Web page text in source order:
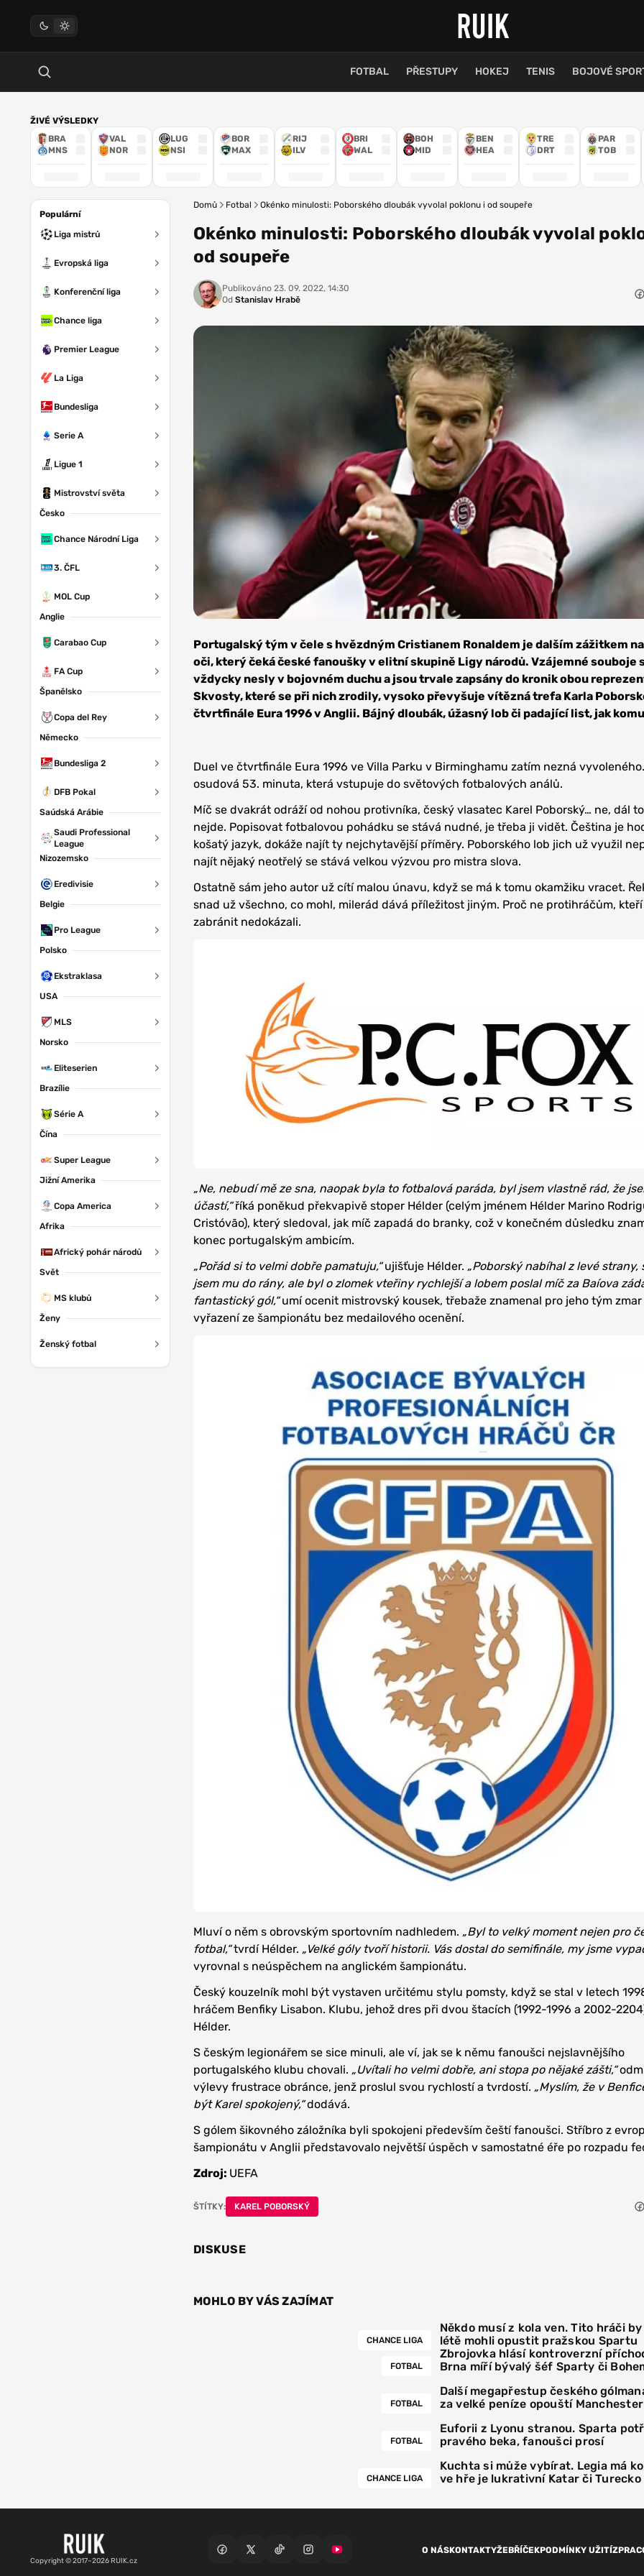
FOTBAL PŘESTUPY HOKEJ TENIS BOJOVÉ
ŽIVÉ VÝSLEDKY
BRA
MNS
VAL
NOR
LUG
NSI
BOR
MAX
RIJ
ILV
BRI
WAL
BOH
MID
BEN
HEA
TRE
DRT
PAR
TOB
Populární
Liga mistrů
Evropská liga
Konferenční liga
Chance liga
Premier League
La Liga
Bundesliga
Serie A
Ligue 1
Mistrovství světa
Česko
Chance Národní Liga
3. ČFL
MOL Cup
Anglie
Carabao Cup
FA Cup
Španělsko
Copa del Rey
Německo
Bundesliga 2
DFB Pokal
Saúdská Arábie
Saudi Professional
League
Nizozemsko
Eredivisie
Belgie
Pro League
Polsko
Ekstraklasa
USA
MLS
Norsko
Eliteserien
Brazílie
Série A
Čína
Super League
Jižní Amerika
Copa America
Afrika
Africký pohár národů
Svět
MS klubů
Ženy
Ženský fotbal
Domů Fotbal Okénko minulosti: Poborského dloubák vyvolal poklonu i od soupeře
Okénko minulosti: Poborského dloubák vyvolal
od soupeře
Publikováno 23. 09. 2022, 14:30
Od Stanislav Hrabě
Sparta Praha
Portugalský tým v čele s hvězdným Cristianem Ronaldem je dalším zážitkem
oči, který čeká české fanoušky v elitní skupině Ligy národů. Vzájemné souboje
vždycky nesly v bojovném duchu a jsou trvale zapsány do kronik obou
Skvosty, které se při nich zrodily, vysoko převyšuje vítězná trefa Karla
čtvrtfinále Eura 1996 v Anglii. Bájný dloubák, úžasný lob či padající list, jak
Duel ve čtvrtfinále Eura 1996 ve Villa Parku v Birminghamu zatím nezná
osudová 53. minuta, která vstupuje do světových fotbalových análů.
Míč se dvakrát odráží od nohou protivníka, český vlasatec Karel Poborský… ne, dál
nejde. Popisovat fotbalovou pohádku se stává nudné, je třeba ji vidět. Čeština je
košatý jazyk, dokáže najít ty nejchytavější příměry. Poborského lob jich už využil
najít nějaký neotřelý se stává velkou výzvou pro mistra slova.
Ostatně sám jeho autor už cítí malou únavu, když se má k tomu okamžiku vracet.
snad už všechno, co mohl, milerád dává příležitost jiným. Proč ne protihráčům,
zabránit nedokázali.
„Ne, nebudí mě ze sna, naopak byla to fotbalová paráda, byl jsem vlastně rád, že
účastí,“říká poněkud překvapivě stoper Hélder (celým jménem Hélder Marino
Cristóvão), který sledoval, jak míč zapadá do branky, což v konečném důsledku
konec portugalským ambicím.
„Pořád si to velmi dobře pamatuju,“ujišťuje Hélder. „Poborský nabíhal z levé strany,
jsem mu do rány, ale byl o zlomek vteřiny rychlejší a lobem poslal míč za Baíova
fantastický gól,“umí ocenit mistrovský kousek, třebaže znamenal pro jeho tým zmar
vyřazení ze šampionátu bez medailového ocenění.
Mluví o něm s obrovským sportovním nadhledem. „Byl to velký moment nejen pro
fotbal,“tvrdí Hélder. „Velké góly tvoří historii. Vás dostal do semifinále, my jsme
vyrovnal s neúspěchem na anglickém šampionátu.
Český kouzelník mohl být vystaven určitému stylu pomsty, když se stal v letech
hráčem Benfiky Lisabon. Klubu, jehož dres při dvou štacích (1992-1996 a 2002-
Hélder.
S českým legionářem se sice minuli, ale ví, jak se k němu fanoušci nejslavnějšího
portugalského klubu chovali. „Uvítali ho velmi dobře, ani stopa po nějaké zášti,“
výlevy frustrace obránce, jenž proslul svou rychlostí a tvrdostí. „Myslím, že v
být Karel spokojený,“dodává.
S gólem šikovného záložníka byli spokojeni především čeští fanoušci. Stříbro z
šampionátu v Anglii představovalo největší úspěch v samostatné éře po rozpadu
Zdroj: UEFA
ŠTÍTKY: KAREL POBORSKÝ
DISKUSE
MOHLO BY VÁS ZAJÍMAT
CHANCE LIGA
Někdo musí z kola ven. Tito hráči
létě mohli opustit pražskou Spartu
FOTBAL
Zbrojovka hlásí kontroverzní
Brna míří bývalý šéf Sparty či
FOTBAL
Další megapřestup českého
za velké peníze opouští
FOTBAL
Euforii z Lyonu stranou. Sparta
pravého beka, fanoušci prosí
CHANCE LIGA
Kuchta si může vybírat. Legia má
ve hře je lukrativní Katar či Turecko
Copyright © 2017–2026 RUIK.cz
O NÁSKONTAKTYŽEBŘÍČEKPODMÍNKY UŽITÍ